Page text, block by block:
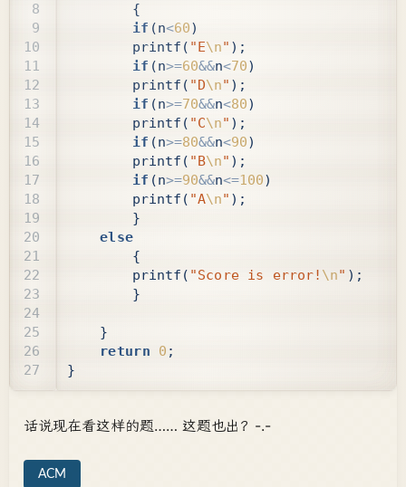
14
24
{
if (n<60)
printf ( "E\n" );
if (n>=60&&n<70)
printf ( "D\n" );
if (n>=70&&n<80)
printf ( "C\n" );
if (n>=80&&n<90)
printf ( "B\n" );
if (n>=90&&n<=100)
printf ( "A\n" );
}
else
{
printf ( "Score is error! \n" );
}
}
return
0 ;
}
话说现在看这样的题…… 这题也出？-.-
ACM